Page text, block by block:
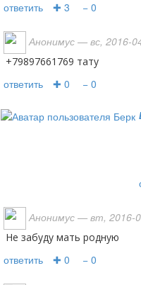
ответить ✚ 3 − 0
Анонимус — вс, 2016-
+79897661769 тату
ответить ✚ 0 − 0
Анонимус — вт, 2016-
не забуду мать родную
ответить ✚ 0 − 0